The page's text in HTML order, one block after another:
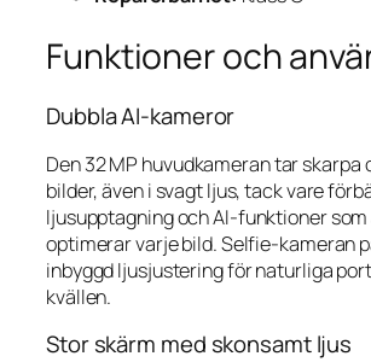
Funktioner och
Dubbla AI-kameror
Den 32 MP huvudkameran tar skarpa
bilder, även i svagt ljus, tack vare
ljusupptagning och AI-funktioner
optimerar varje bild. Selfie-kameran
inbyggd ljusjustering för naturliga
kvällen.
Stor skärm med skonsamt ljus